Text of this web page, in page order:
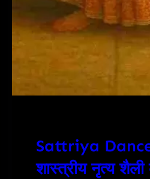
Sattriya
शास्त्रीय नृत्य शैली